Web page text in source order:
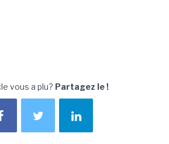
vous a plu? Partagez le !